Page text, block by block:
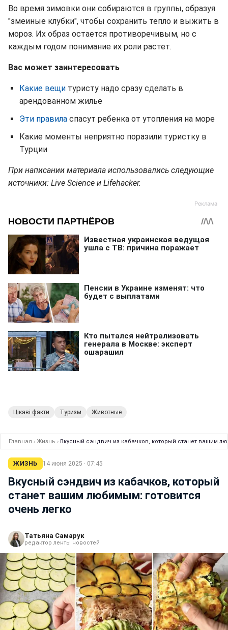
Во время зимовки они собираются в группы, образуя
"змеиные клубки", чтобы сохранить тепло и выжить в
мороз. Их образ остается противоречивым, но с
каждым годом понимание их роли растет.
Вас может заинтересовать
Какие вещи туристу надо сразу сделать в
арендованном жилье
Эти правила спасут ребенка от утопления на море
Какие моменты неприятно поразили туристку в
Турции
При написании материала использовались следующие
источники: Live Science и Lifehacker.
Цікаві факти Туризм Животные
Главная › Жизнь › Вкусный сэндвич из кабачков, который станет вашим
ЖИЗНЬ 14 июня 2025 · 07:45
Вкусный сэндвич из кабачков, который
станет вашим любимым: готовится
очень легко
Татьяна Самарук
редактор ленты новостей